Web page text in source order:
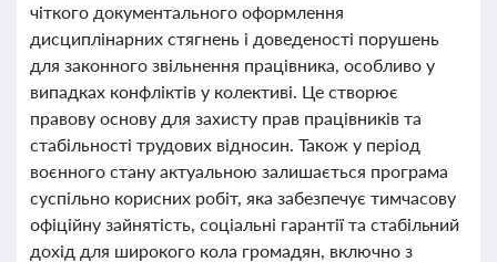
чіткого документального оформлення
дисциплінарних стягнень і доведеності порушень
для законного звільнення працівника, особливо у
випадках конфліктів у колективі. Це створює
правову основу для захисту прав працівників та
стабільності трудових відносин. Також у період
воєнного стану актуальною залишається програма
суспільно корисних робіт, яка забезпечує тимчасову
офіційну зайнятість, соціальні гарантії та стабільний
дохід для широкого кола громадян, включно з